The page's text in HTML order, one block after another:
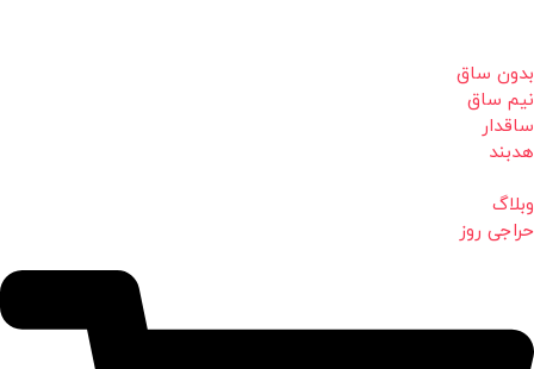
بدون ساق
نیم ساق
ساقدار
هدبند
وبلاگ
حراجی روز